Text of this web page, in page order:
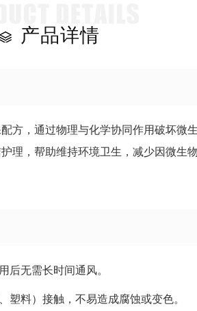
产品详情
方，通过物理与化学协同作用破坏微
理，帮助维持环境卫生，减少因微生
后无需长时间通风。
塑料）接触，不易造成腐蚀或变色。